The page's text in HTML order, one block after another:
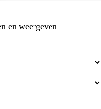
en weergeven